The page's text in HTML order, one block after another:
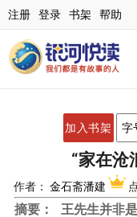
注册 登录 书架 帮助
加入书架
“家在沧
作者： 金石斋潘建
摘要：
王先生并非